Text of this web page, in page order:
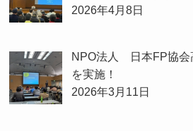
2026年4月8日
NPO法人 日本FP協会
を実施！
2026年3月11日